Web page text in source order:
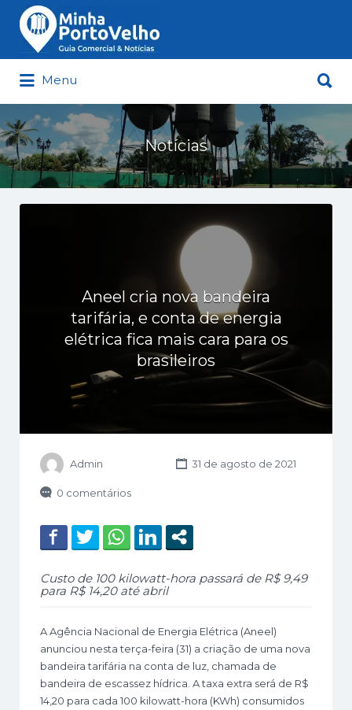
Minha Porto Velho – Seu Guia
Comercial e Notícias de Porto Velho
Buscar
por:
Menu
por:
Notícias
Aneel cria nova bandeira
tarifária, e conta de energia
elétrica fica mais cara para os
brasileiros
Admin 31 de agosto de 2021
0 comentários
Custo de 100 kilowatt-hora passará de R$ 9,49
para R$ 14,20 até abril
A Agência Nacional de Energia Elétrica (Aneel)
anunciou nesta terça-feira (31) a criação de uma nova
bandeira tarifária na conta de luz, chamada de
bandeira de escassez hídrica. A taxa extra será de R$
14,20 para cada 100 kilowatt-hora (KWh) consumidos